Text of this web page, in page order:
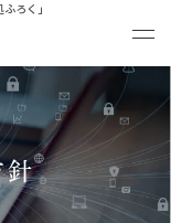
ろく」
針